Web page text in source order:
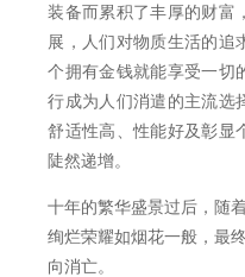
装备而累积了丰厚的财富
展，人们对物质生活的追
个拥有金钱就能享受一切
行成为人们消遣的主流选
舒适性高、性能好及彰显
陡然递增。
十年的繁华盛景过后，随
绚烂荣耀如烟花一般，最
向消亡。